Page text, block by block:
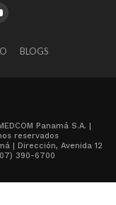
BLOGS
Panamá S.A. |
reservados
| Dirección, Avenida 12
390-6700